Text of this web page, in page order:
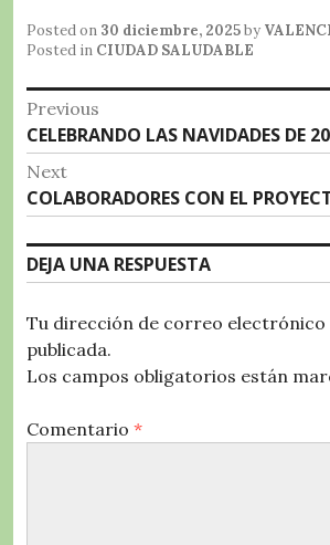
c
e
b
o
o
k
it
te
r
at
s
A
p
p
e
g
r
a
m
m
p
a
rt
ir
Posted on 30 diciembre, 2025by
Posted in CIUDAD SALUDABLE
Navegación
de
entradas
Previous
Previous
post:
CELEBRANDO LAS NAVIDADES DE
Next
Next
post:
COLABORADORES CON EL
DEJA UNA RESPUESTA
Tu dirección de correo electrónico
publicada.
Los campos obligatorios están
Comentario *